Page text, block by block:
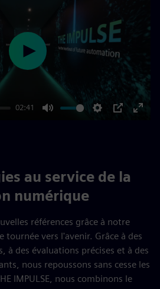
02:41
Play
au service de la
numérique
références grâce à notre
tournée vers l'avenir. Grâce à des
à des évaluations précises et à des
nous repoussons sans cesse les
IMPULSE, nous combinons le